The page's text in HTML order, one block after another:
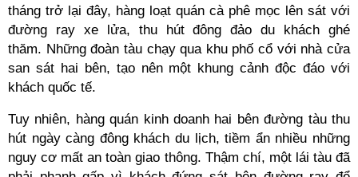
tháng trở lại đây, hàng loạt quán cà phê mọc lên sát với
đường ray xe lửa, thu hút đông đảo du khách ghé
thăm. Những đoàn tàu chạy qua khu phố cổ với nhà cửa
san sát hai bên, tạo nên một khung cảnh độc đáo với
khách quốc tế.
Tuy nhiên, hàng quán kinh doanh hai bên đường tàu thu
hút ngày càng đông khách du lịch, tiềm ẩn nhiều những
nguy cơ mất an toàn giao thông. Thậm chí, một lái tàu đã